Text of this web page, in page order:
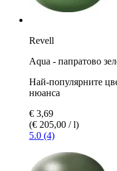
Revell
Aqua - папратово
Най-популярните
нюанса
€ 3,69
(€ 205,00 / l)
5.0 (4)